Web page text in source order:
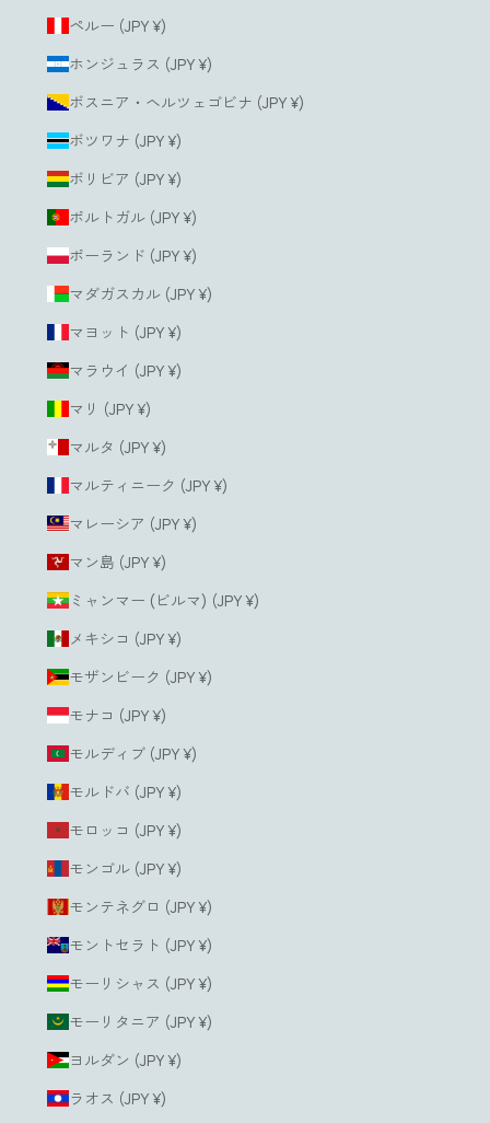
ペルー (JPY ¥)
ホンジュラス (JPY ¥)
ボスニア・ヘルツェゴビナ (JPY ¥)
ボツワナ (JPY ¥)
ボリビア (JPY ¥)
ポルトガル (JPY ¥)
ポーランド (JPY ¥)
マダガスカル (JPY ¥)
マヨット (JPY ¥)
マラウイ (JPY ¥)
マリ (JPY ¥)
マルタ (JPY ¥)
マルティニーク (JPY ¥)
マレーシア (JPY ¥)
マン島 (JPY ¥)
ミャンマー (ビルマ) (JPY ¥)
メキシコ (JPY ¥)
モザンビーク (JPY ¥)
モナコ (JPY ¥)
モルディブ (JPY ¥)
モルドバ (JPY ¥)
モロッコ (JPY ¥)
モンゴル (JPY ¥)
モンテネグロ (JPY ¥)
モントセラト (JPY ¥)
モーリシャス (JPY ¥)
モーリタニア (JPY ¥)
ヨルダン (JPY ¥)
ラオス (JPY ¥)